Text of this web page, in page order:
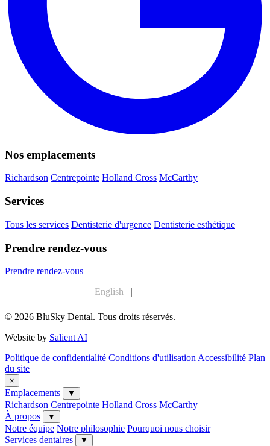
Nos emplacements
Richardson Centrepointe Holland Cross McCarthy
Services
Tous les services Dentisterie d'urgence Dentisterie esthétique
Prendre rendez-vous
Prendre rendez-vous
English
|
© 2026 BluSky Dental. Tous droits réservés.
Website by Salient AI
Politique de confidentialité Conditions d'utilisation Accessibilité Plan
du site
×
Emplacements ▼
Richardson Centrepointe Holland Cross McCarthy
À propos
▼
Notre équipe Notre philosophie Pourquoi nous choisir
Services dentaires
▼